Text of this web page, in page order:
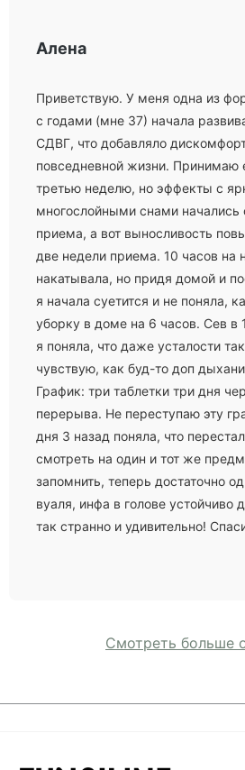
Алена
Приветствую. У меня одна из
с годами (мне 37) начала
СДВГ, что добавляло
повседневной жизни.
третью неделю, но эффекты с
многослойными снами начались
приема, а вот выносливость
две недели приема. 10 часов на
накатывала, но придя домой и
я начала суетится и не поняла,
уборку в доме на 6 часов. Сев в
я поняла, что даже усталости
чувствую, как буд-то доп
График: три таблетки три дня
перерыва. Не переступаю эту
дня 3 назад поняла, что
смотреть на один и тот же
запомнить, теперь достаточно
вуаля, инфа в голове устойчиво
так странно и удивительно!
Смотреть больше